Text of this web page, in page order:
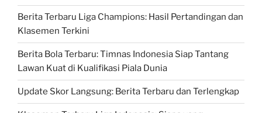
Berita Terbaru Liga Champions: Hasil Pertandingan dan
Klasemen Terkini
Berita Bola Terbaru: Timnas Indonesia Siap Tantang
Lawan Kuat di Kualifikasi Piala Dunia
Update Skor Langsung: Berita Terbaru dan Terlengkap